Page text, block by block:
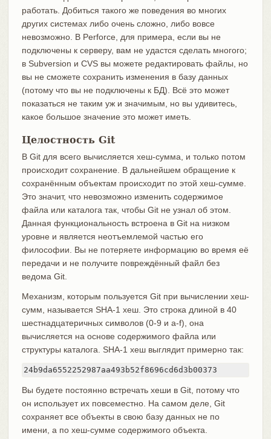
работать. Добиться такого же поведения во многих
других системах либо очень сложно, либо вовсе
невозможно. В Perforce, для примера, если вы не
подключены к серверу, вам не удастся сделать многого;
в Subversion и CVS вы можете редактировать файлы, но
вы не сможете сохранить изменения в базу данных
(потому что вы не подключены к БД). Всё это может
показаться не таким уж и значимым, но вы удивитесь,
какое большое значение это может иметь.
Целостность Git
В Git для всего вычисляется хеш-сумма, и только потом
происходит сохранение. В дальнейшем обращение к
сохранённым объектам происходит по этой хеш-сумме.
Это значит, что невозможно изменить содержимое
файла или каталога так, чтобы Git не узнал об этом.
Данная функциональность встроена в Git на низком
уровне и является неотъемлемой частью его
философии. Вы не потеряете информацию во время её
передачи и не получите повреждённый файл без
ведома Git.
Механизм, которым пользуется Git при вычислении хеш-
сумм, называется SHA-1 хеш. Это строка длиной в 40
шестнадцатеричных символов (0-9 и a-f), она
вычисляется на основе содержимого файла или
структуры каталога. SHA-1 хеш выглядит примерно так:
24b9da6552252987aa493b52f8696cd6d3b00373
Вы будете постоянно встречать хеши в Git, потому что
он использует их повсеместно. На самом деле, Git
сохраняет все объекты в свою базу данных не по
имени, а по хеш-сумме содержимого объекта.